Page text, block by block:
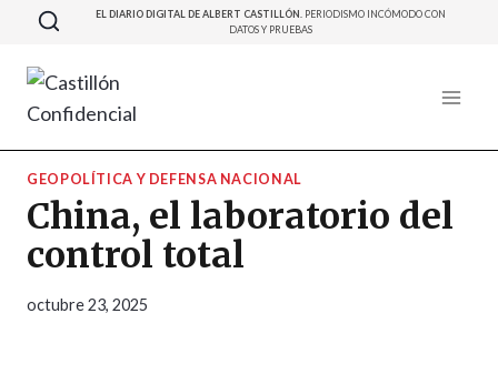
Saltar
contenido
EL DIARIO DIGITAL DE ALBERT CASTILLÓN. PERIODISMO INCÓMODO CON
DATOS Y PRUEBAS
GEOPOLÍTICA Y DEFENSA NACIONAL
China, el laboratorio del
control total
octubre 23, 2025